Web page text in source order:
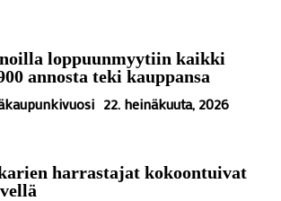
loppuunmyytiin kaikki
annosta teki kauppansa
22. heinäkuuta, 2026
harrastajat kokoontuivat